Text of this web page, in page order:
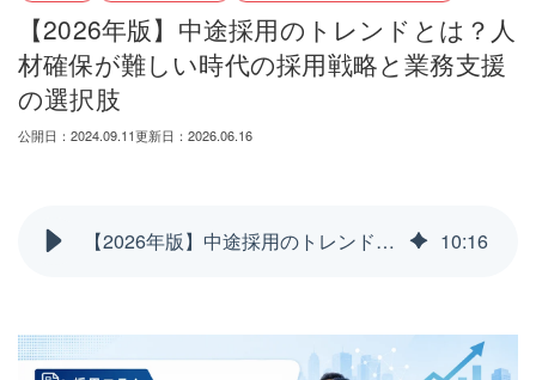
【2026年版】中途採用のトレンドとは？人
材確保が難しい時代の採用戦略と業務支援
の選択肢
公開日：2024.09.11更新日：2026.06.16
【2026年版】中途採用のトレンドとは？人材確保が難しい時代の採用戦略と業務支援の選択肢 10:16